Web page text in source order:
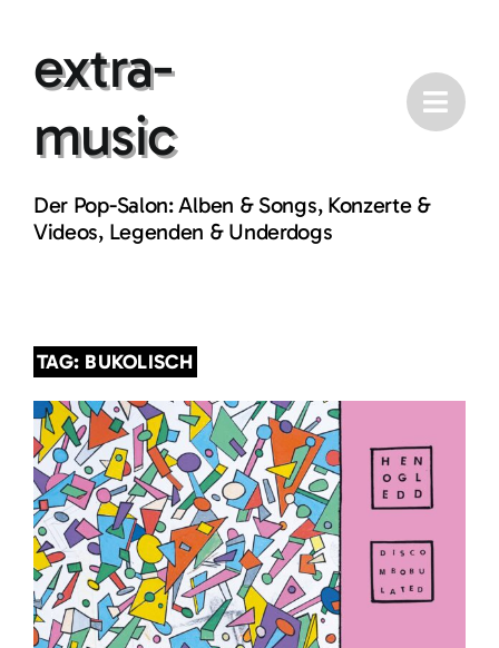
contentextra-
music
Der Pop-Salon: Alben & Songs, Konzerte &
Videos, Legenden & Underdogs
TAG: BUKOLISCH